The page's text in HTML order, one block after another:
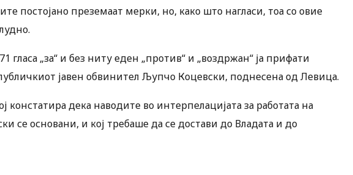
постојано преземаат мерки, но, како што нагласи, тоа со овие
гласа „за“ и без ниту еден „против“ и „воздржан“ ја прифати
јавен обвинител Љупчо Коцевски, поднесена од Левица.
констатира дека наводите во интерпелацијата за работата на
се основани, и кој требаше да се достави до Владата и до